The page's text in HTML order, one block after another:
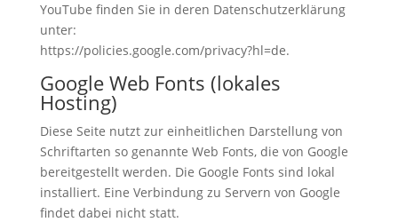
YouTube finden Sie in deren Datenschutzerklärung
unter:
https://policies.google.com/privacy?hl=de.
Google Web Fonts (lokales
Hosting)
Diese Seite nutzt zur einheitlichen Darstellung von
Schriftarten so genannte Web Fonts, die von Google
bereitgestellt werden. Die Google Fonts sind lokal
installiert. Eine Verbindung zu Servern von Google
findet dabei nicht statt.